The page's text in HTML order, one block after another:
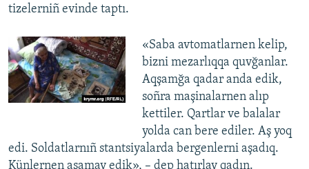
tizelerniñ evinde taptı.
«Saba avtomatlarnen kelip,
bizni mezarlıqqa quvğanlar.
Aqşamğa qadar anda edik,
soñra maşinalarnen alıp
kettiler. Qartlar ve balalar
yolda can bere ediler. Aş yoq
edi. Soldatlarnıñ stantsiyalarda bergenlerni aşadıq.
Künlernen aşamay edik», – dep hatırlay qadın.